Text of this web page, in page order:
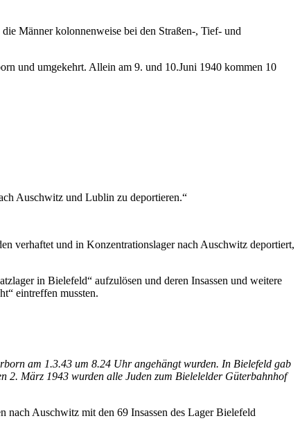
Männer kolonnenweise bei den Straßen-, Tief- und
und umgekehrt. Allein am 9. und 10.Juni 1940 kommen 10
Auschwitz und Lublin zu deportieren.“
verhaftet und in Konzentrationslager nach Auschwitz deportiert,
in Bielefeld“ aufzulösen und deren Insassen und weitere
eintreffen mussten.
am 1.3.43 um 8.24 Uhr angehängt wurden. In Bielefeld gab
2. März 1943 wurden alle Juden zum Bielelelder Güterbahnhof
Auschwitz mit den 69 Insassen des Lager Bielefeld